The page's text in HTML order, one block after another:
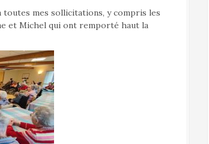
toutes mes sollicitations, y compris les
et Michel qui ont remporté haut la